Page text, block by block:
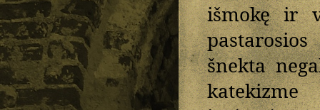
išmokę ir
šnekta